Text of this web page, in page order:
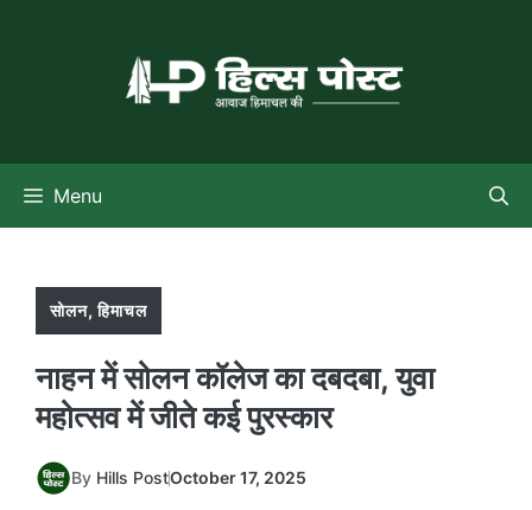
Menu
सोलन,हिमाचल
नाहन में सोलन कॉलेज का दबदबा, युवा
महोत्सव में जीते कई पुरस्कार
By Hills PostOctober 17, 2025